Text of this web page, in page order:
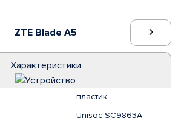
ZTE Blade A5
Характеристики
пластик
Unisoc SC9863A